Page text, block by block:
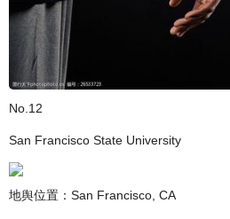
No.12
San Francisco State University
地舆位置：San Francisco, CA